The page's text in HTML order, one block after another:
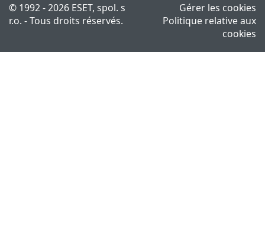
© 1992 - 2026 ESET, spol. s
r.o. - Tous droits réservés.
Gérer les cookies
Politique relative aux
cookies